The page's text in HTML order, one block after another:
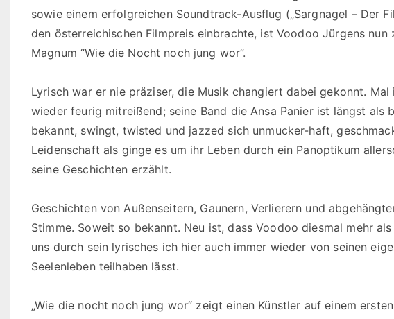
sowie einem erfolgreichen Soundtrack-Ausflug („Sargnagel – Der
den österreichischen Filmpreis einbrachte, ist Voodoo Jürgens nun
Magnum “Wie die Nocht noch jung wor”.
Lyrisch war er nie präziser, die Musik changiert dabei gekonnt.
wieder feurig mitreißend; seine Band die Ansa Panier ist längst als
bekannt, swingt, twisted und jazzed sich unmucker-haft,
Leidenschaft als ginge es um ihr Leben durch ein Panoptikum
seine Geschichten erzählt.
Geschichten von Außenseitern, Gaunern, Verlierern und
Stimme. Soweit so bekannt. Neu ist, dass Voodoo diesmal mehr
uns durch sein lyrisches ich hier auch immer wieder von seinen
Seelenleben teilhaben lässt.
„Wie die nocht noch jung wor“ zeigt einen Künstler auf einem